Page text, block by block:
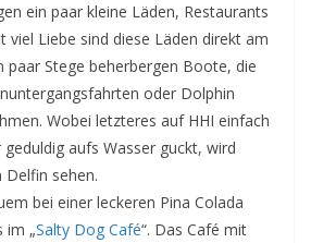
ein paar kleine Läden, Restaurants
viel Liebe sind diese Läden direkt am
paar Stege beherbergen Boote, die
oder Dolphin
Wobei letzteres auf HHI einfach
aufs Wasser guckt, wird
sehen.
bei einer leckeren Pina Colada
im „Salty Dog Café“. Das Café mit